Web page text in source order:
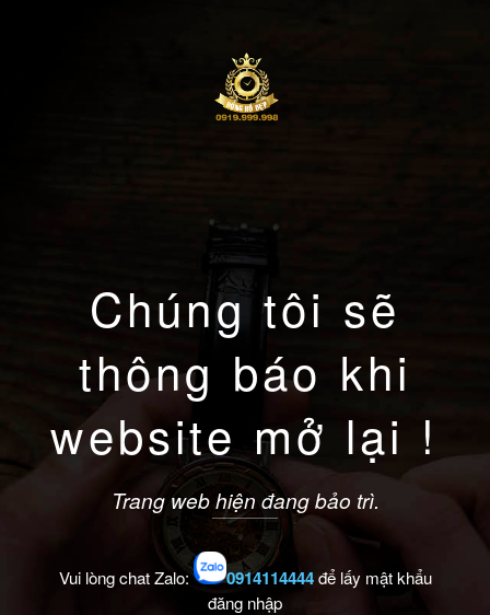
Chúng tôi sẽ
thông báo khi
website mở lại !
Trang web hiện đang bảo trì.
Vui lòng chat Zalo: 0914114444để lấy mật khẩu
đăng nhập